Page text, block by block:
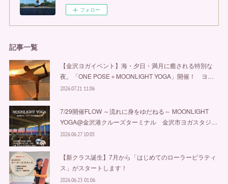
フォロー
記事一覧
【金沢ヨガイベント】海・夕日・満月に癒される特別な
夜。「ONE POSE＋MOONLIGHT YOGA」開催！ ヨ…
2026.07.21 11:06
7/29開催FLOW ～流れに身をゆだねる～ MOONLIGHT
YOGA@金沢港クルーズターミナル 金沢市ヨガスタジ…
2026.06.27 10:05
【新クラス誕生】7月から「はじめてのローラーピラティ
ス」がスタートします！
2026.06.23 01:06